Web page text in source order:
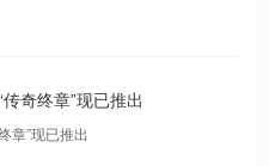
奇终章”现已推出
章”现已推出